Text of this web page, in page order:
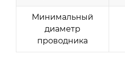
Минимальный
диаметр
проводника